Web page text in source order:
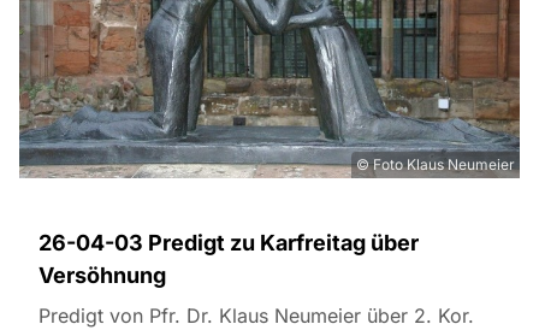
© Foto Klaus Neumeier
26-04-03 Predigt zu Karfreitag über
Versöhnung
Predigt von Pfr. Dr. Klaus Neumeier über 2. Kor.